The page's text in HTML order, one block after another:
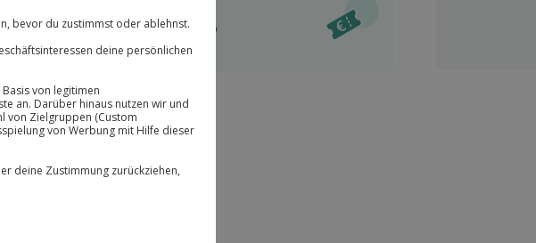
Maximale Sicherheit
3 Jahre gültig & verlängerbar.
Direktabzug im Warenkorb
Melde dich hier an
Du erhältst 94°P